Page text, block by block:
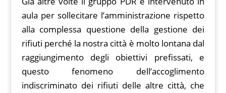
aula per sollecitare l’amministrazione rispetto
alla complessa questione della gestione dei
rifiuti perché la nostra città è molto lontana dal
raggiungimento degli obiettivi prefissati, e
questo fenomeno dell’accoglimento
indiscriminato dei rifiuti delle altre città, che